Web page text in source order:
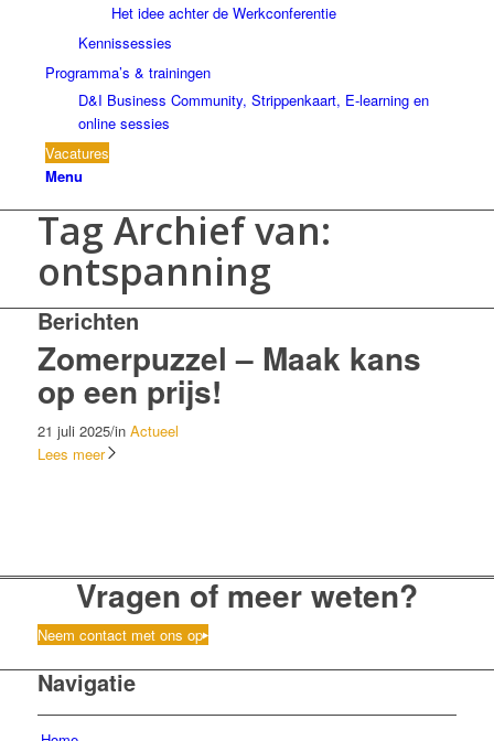
Het idee achter de Werkconferentie
Kennissessies
Programma’s & trainingen
D&I Business Community, Strippenkaart, E-learning en
online sessies
Vacatures
Menu
Tag Archief van:
ontspanning
Berichten
Zomerpuzzel – Maak kans
op een prijs!
21 juli 2025/in Actueel
Lees meer
Vragen of meer weten?
Neem contact met ons op
Navigatie